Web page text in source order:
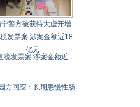
警方破获特大虚开增
发票案 涉案金额近18
亿元
税发票案 涉案金额近
方回应：长期患慢性肠